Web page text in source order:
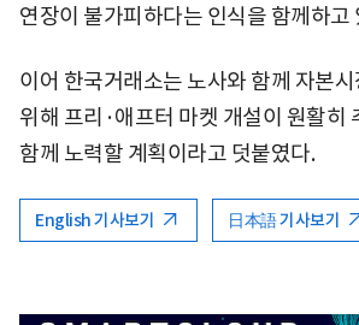
연장이 불가피하다는 인식을 함께하
이어 한국거래소는 노사와 함께 자본
위해 프리·애프터 마켓 개설이 원활히
함께 노력할 계획이라고 덧붙였다.
English 기사보기 日本語 기사보기